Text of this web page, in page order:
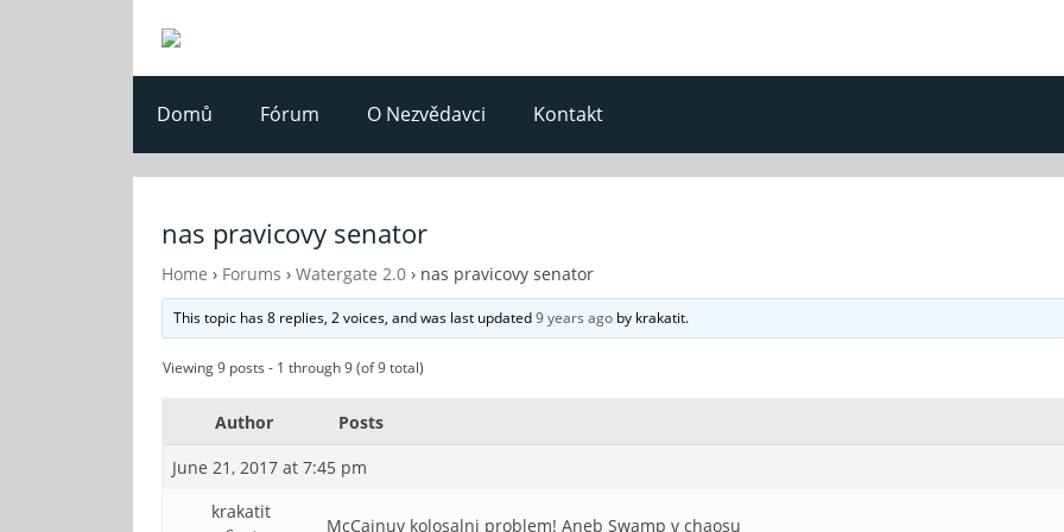
Domů Fórum O Nezvědavci Kontakt
nas pravicovy senator
Home › Forums › Watergate 2.0 › nas pravicovy senator
This topic has 8 replies, 2 voices, and was last updated9 years ago by krakatit.
Viewing 9 posts - 1 through 9 (of 9 total)
Author
Posts
June 21, 2017 at 7:45 pm
krakatit
McCainuv kolosalni problem! Aneb Swamp v chaosu